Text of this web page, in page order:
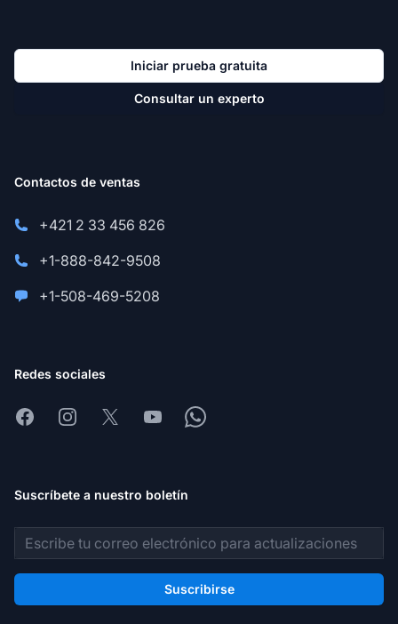
Iniciar prueba gratuita
Consultar un experto
Contactos de ventas
+421 2 33 456 826
+1-888-842-9508
+1-508-469-5208
Redes sociales
FacebookInstagram
X YoutubeWhatsapp
Suscríbete a nuestro boletín
Dirección de correo electrónico
Suscribirse